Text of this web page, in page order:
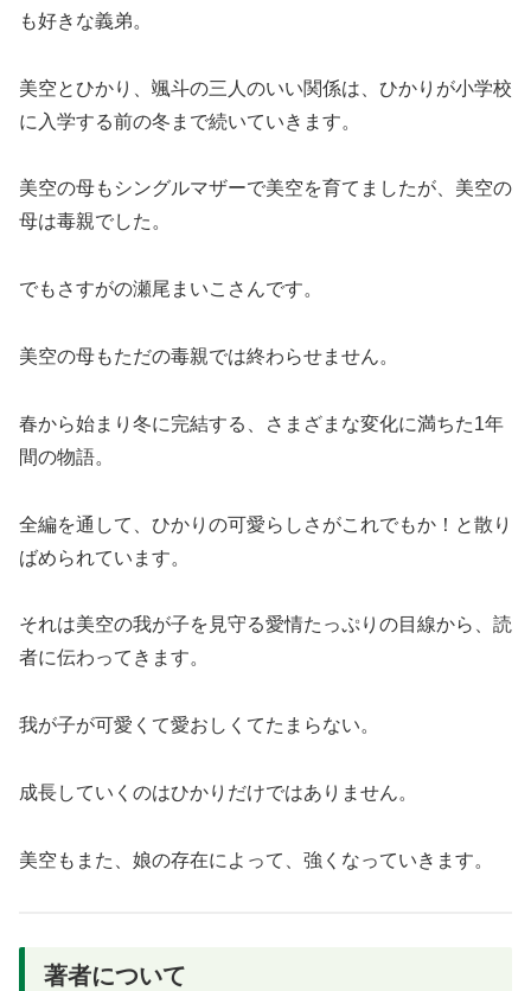
も好きな義弟。
美空とひかり、颯斗の三人のいい関係は、ひかりが小学校
に入学する前の冬まで続いていきます。
美空の母もシングルマザーで美空を育てましたが、美空の
母は毒親でした。
でもさすがの瀬尾まいこさんです。
美空の母もただの毒親では終わらせません。
春から始まり冬に完結する、さまざまな変化に満ちた1年
間の物語。
全編を通して、ひかりの可愛らしさがこれでもか！と散り
ばめられています。
それは美空の我が子を見守る愛情たっぷりの目線から、読
者に伝わってきます。
我が子が可愛くて愛おしくてたまらない。
成長していくのはひかりだけではありません。
美空もまた、娘の存在によって、強くなっていきます。
著者について